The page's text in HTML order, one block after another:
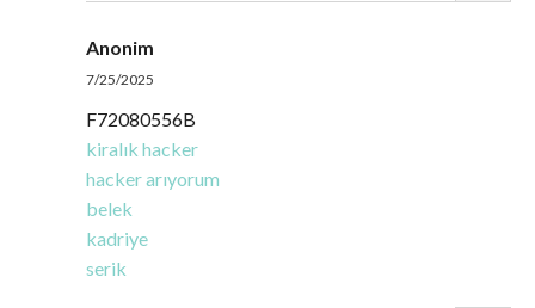
Anonim
7/25/2025
F72080556B
kiralık hacker
hacker arıyorum
belek
kadriye
serik